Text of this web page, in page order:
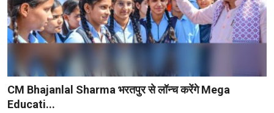
CM Bhajanlal Sharma भरतपुर से लॉन्च करेंगे Mega
Educati...